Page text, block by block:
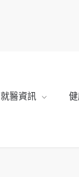
就醫資訊